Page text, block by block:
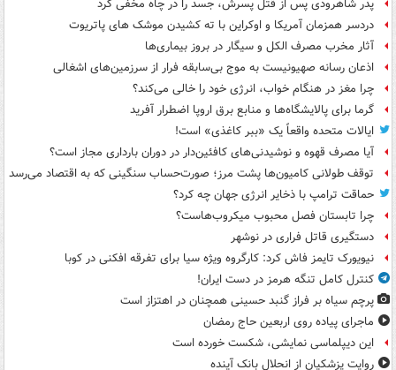
پدر شاهرودی پس از قتل پسرش، جسد را در چاه مخفی کرد
دردسر همزمان آمریکا و اوکراین با ته کشیدن موشک های پاتریوت
آثار مخرب مصرف الکل و سیگار در بروز بیماری‌ها
اذعان رسانه صهیونیست به موج بی‌سابقه فرار از سرزمین‌های اشغالی
چرا مغز در هنگام خواب، انرژی خود را خالی می‌کند؟
گرما برای پالایشگاه‌ها و منابع برق اروپا اضطرار آفرید
ایالات متحده واقعاً یک «ببر کاغذی» است!
آیا مصرف قهوه و نوشیدنی‌های کافئین‌دار در دوران بارداری مجاز است؟
توقف طولانی کامیون‌ها پشت مرز؛ صورت‌حساب سنگینی که به اقتصاد می‌رسد
حماقت ترامپ با ذخایر انرژی جهان چه کرد؟
چرا تابستان فصل محبوب میکروب‌هاست؟
دستگیری قاتل فراری در نوشهر
نیویورک تایمز فاش کرد: کارگروه ویژه سیا برای تفرقه افکنی در کوبا
کنترل کامل تنگه هرمز در دست ایران!
پرچم سیاه بر فراز گنبد حسینی همچنان در اهتزاز است
ماجرای پیاده روی اربعین حاج رمضان
این دیپلماسی نمایشی، شکست خورده است
روایت پزشکیان از انحلال بانک آینده